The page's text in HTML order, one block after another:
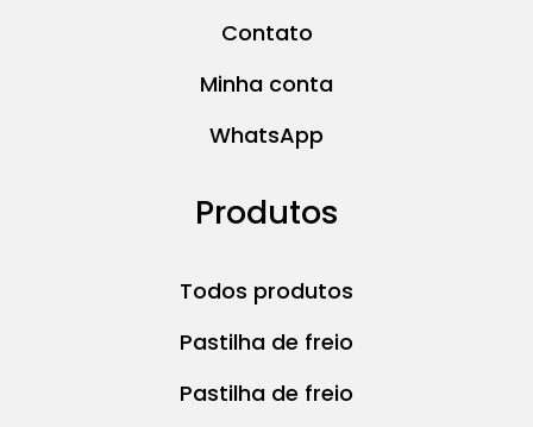
Contato
Minha conta
WhatsApp
Produtos
Todos produtos
Pastilha de freio
Pastilha de freio